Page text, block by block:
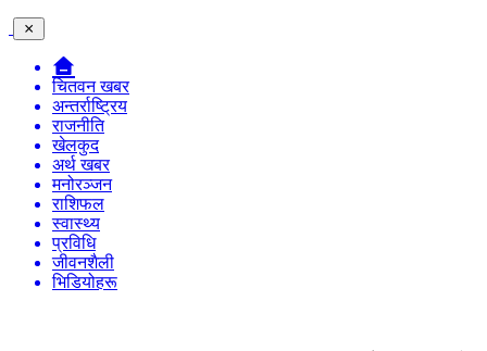
चितवन खबर
अन्तर्राष्ट्रिय
राजनीति
खेलकुद
अर्थ खबर
मनोरञ्जन
राशिफल
स्वास्थ्य
प्रविधि
जीवनशैली
भिडियोहरू